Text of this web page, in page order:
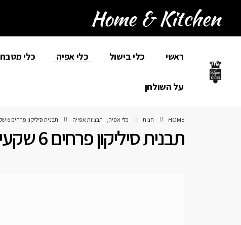
ראשי כלי בישול כלי אפיה כלי מטבח
על השולחן
HOME חנות כלי אפיה, תבניות אפייה תבנית סיליקון פרחים 6 שקעים
תבנית סיליקון פרחים 6 שקעים